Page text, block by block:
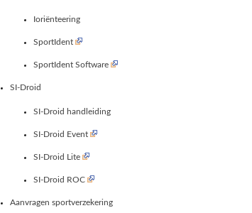
Ioriënteering
SportIdent
SportIdent Software
SI-Droid
SI-Droid handleiding
SI-Droid Event
SI-Droid Lite
SI-Droid ROC
Aanvragen sportverzekering